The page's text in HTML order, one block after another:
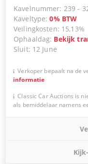
Kavelnummer: 239 -
Kaveltype:0% BTW
Veilingkosten: 15,13%
Ophaaldag: Bekijk
Sluit: 12 June
Verkoper bepaalt na de
informatie
Classic Car Auctions is
als bemiddelaar namens